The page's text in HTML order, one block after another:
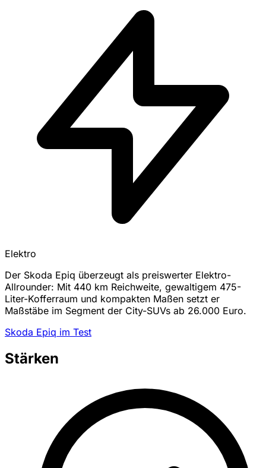
Elektro
Der Skoda Epiq überzeugt als preiswerter Elektro-
Allrounder: Mit 440 km Reichweite, gewaltigem 475-
Liter-Kofferraum und kompakten Maßen setzt er
Maßstäbe im Segment der City-SUVs ab 26.000 Euro.
Skoda Epiq im Test
Stärken